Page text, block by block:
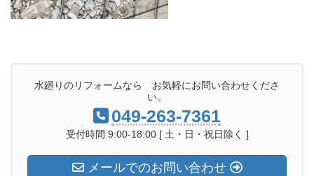
水廻りのリフォームなら お気軽にお問い合わせくださ
い。
049-263-7361
受付時間 9:00-18:00 [ 土・日・祝日除く ]
メールでのお問い合わせ